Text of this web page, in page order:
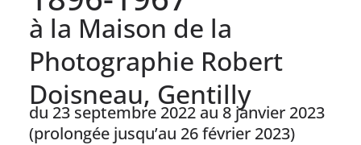
à la Maison de la
Photographie Robert
Doisneau, Gentilly
du 23 septembre 2022 au 8 janvier 2023
(prolongée jusqu’au 26 février 2023)